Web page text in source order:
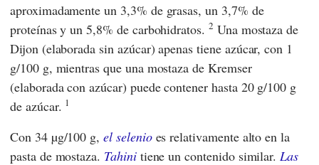
aproximadamente un 3,3% de grasas, un 3,7% de
proteínas y un 5,8% de carbohidratos. 2 Una mostaza de
Dijon (elaborada sin azúcar) apenas tiene azúcar, con 1
g/100 g, mientras que una mostaza de Kremser
(elaborada con azúcar) puede contener hasta 20 g/100 g
de azúcar. 1
Con 34 µg/100 g,el selenioes relativamente alto en la
pasta de mostaza. Tahinitiene un contenido similar.Las